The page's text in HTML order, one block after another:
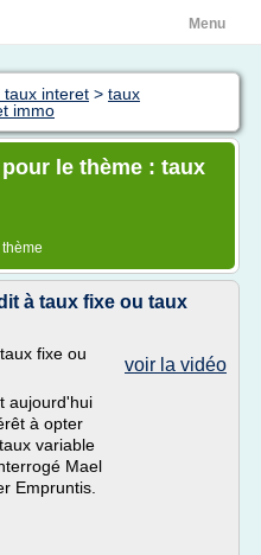
Menu
taux interet > taux
immo
le thème : taux
à taux fixe ou taux
voir la vidéo
fixe ou
aujourd'hui
à opter
variable
Mael
Empruntis.